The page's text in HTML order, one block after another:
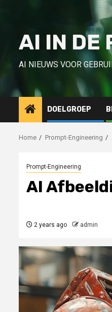
AI IN DE
AI NIEUWS VOOR
DOELGROEP
Home Prompt-Engineering
Prompt-Engineering
AI
2 years ago admin